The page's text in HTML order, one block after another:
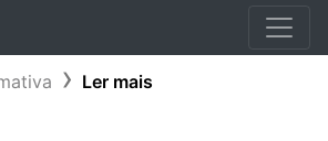
Ler mais